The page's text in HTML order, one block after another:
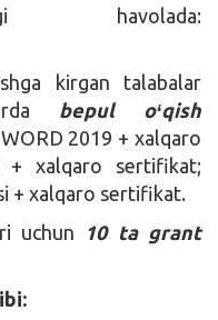
havolada:
kirgan talabalar
bepul oʻqish
2019 + xalqaro
+ xalqaro sertifikat;
+ xalqaro sertifikat.
uchun
10 ta grant